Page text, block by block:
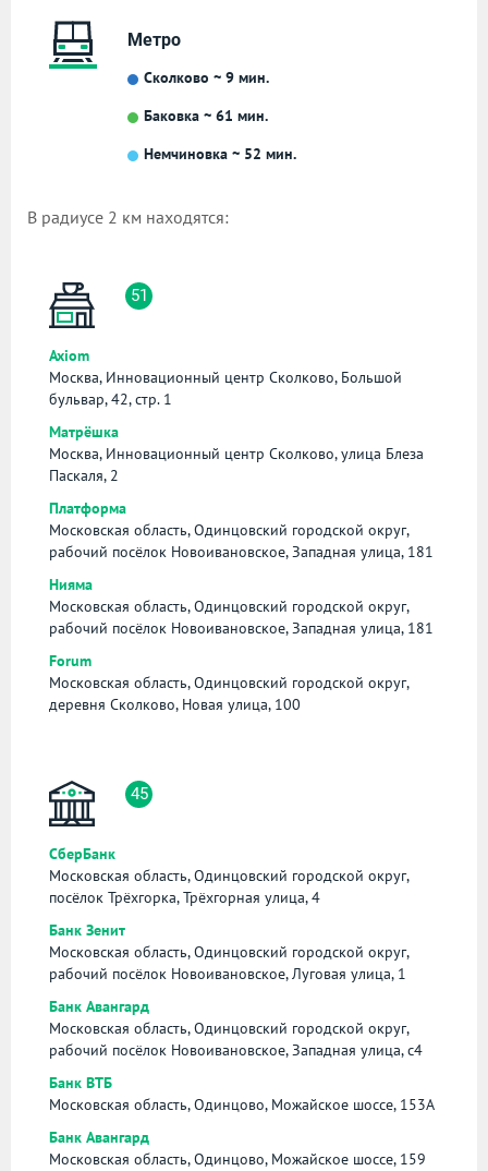
Метро
Сколково ~ 9 мин.
Баковка ~ 61 мин.
Немчиновка ~ 52 мин.
В радиусе 2 км находятся:
51
Axiom
Москва, Инновационный центр Сколково, Большой
бульвар, 42, стр. 1
Матрëшка
Москва, Инновационный центр Сколково, улица Блеза
Паскаля, 2
Платформа
Московская область, Одинцовский городской округ,
рабочий посёлок Новоивановское, Западная улица, 181
Нияма
Московская область, Одинцовский городской округ,
рабочий посёлок Новоивановское, Западная улица, 181
Forum
Московская область, Одинцовский городской округ,
деревня Сколково, Новая улица, 100
45
СберБанк
Московская область, Одинцовский городской округ,
посёлок Трёхгорка, Трёхгорная улица, 4
Банк Зенит
Московская область, Одинцовский городской округ,
рабочий посёлок Новоивановское, Луговая улица, 1
Банк Авангард
Московская область, Одинцовский городской округ,
рабочий посёлок Новоивановское, Западная улица, с4
Банк ВТБ
Московская область, Одинцово, Можайское шоссе, 153А
Банк Авангард
Московская область, Одинцово, Можайское шоссе, 159